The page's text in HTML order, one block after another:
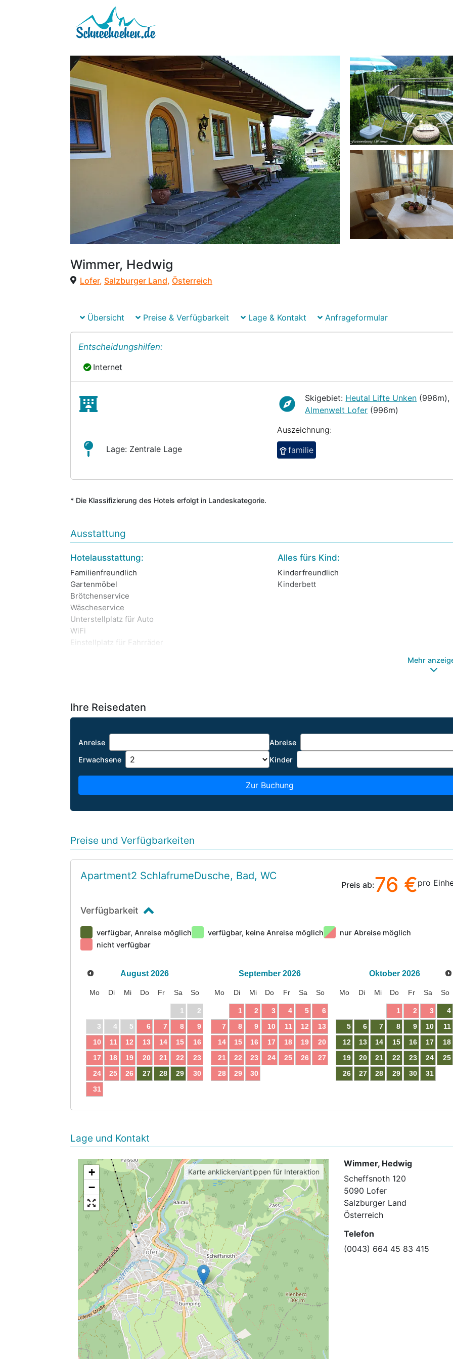
Wimmer, Hedwig
Lofer, Salzburger Land, Österreich
Übersicht Preise & Verfügbarkeit Lage & Kontakt Anfrageformular
Entscheidungshilfen:
Internet
Internet
Skigebiet: Heutal Lifte Unken (996m),
Almenwelt Lofer (996m)
Lage: Zentrale Lage
Auszeichnung:
familie
* Die Klassifizierung des Hotels erfolgt in Landeskategorie.
Ausstattung
Hotelausstattung:
Familienfreundlich
Gartenmöbel
Brötchenservice
Wäscheservice
Unterstellplatz für Auto
WiFi
Einstellplatz für Fahrräder
Alles fürs Kind:
Kinderfreundlich
Kinderbett
Mehr
Ihre Reisedaten
Anreise
Abreise
Erwachsene
Kinder
Zur Buchung
Preise und Verfügbarkeiten
Apartment2 SchlafrumeDusche, Bad, WC
Preis ab:76 €pro
Verfügbarkeit
verfügbar, Anreise möglich verfügbar, keine Anreise möglich
nur Abreise möglich
nicht verfügbar
August 2026
Mo Di Mi Do Fr Sa So
1
2
3
4 5 6 7 8
9
10
11 12 13 14 15
16
17
18 19 20 21 22
23
24
25 26 27 28 29
30
31
September 2026
Mo Di Mi Do Fr Sa So
1 2 3 4 5
6
7
8 9 10 11 12
13
14
15 16 17 18 19
20
21
22 23 24 25 26
27
28
29 30
Oktober 2026
Mo Di Mi Do Fr Sa So
1 2 3
4
5
6 7 8 9 10
11
12
13 14 15 16 17
18
19
20 21 22 23 24
25
26
27 28 29 30 31
Lage und Kontakt
+
−
Karte anklicken/antippen für Interaktion
Wimmer, Hedwig
Scheffsnoth 120
5090 Lofer
Salzburger Land
Österreich
Telefon
(0043) 664 45 83 415